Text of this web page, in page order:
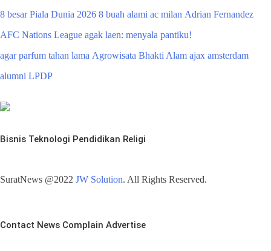
8 besar Piala Dunia 2026 8 buah alami ac milan Adrian Fernandez
AFC Nations League agak laen: menyala pantiku!
agar parfum tahan lama Agrowisata Bhakti Alam ajax amsterdam
alumni LPDP
Bisnis Teknologi Pendidikan Religi
SuratNews @2022 JW Solution. All Rights Reserved.
Contact News Complain Advertise